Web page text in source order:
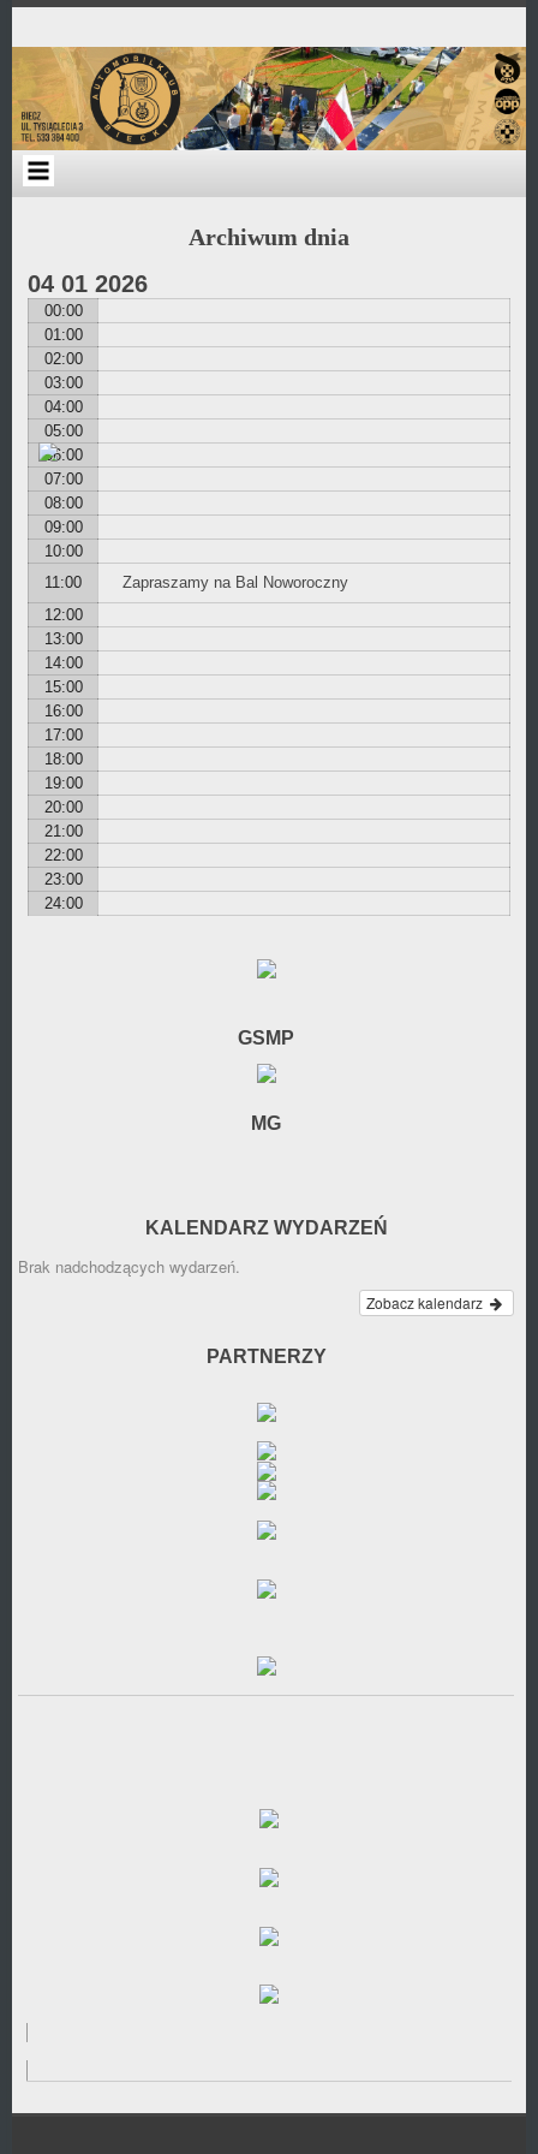
Przejdź
zawartości
Skip
TEXT-
8
Skip
BLOCK-
2
Skip
TEXT-
12
Skip
TEXT-
13
Skip
TEXT-
18
Skip
CUSTOM_HTML-
4
Skip
AI1EC_AGENDA_WIDGET-
2
Skip
TEXT-
11
Skip
TEXT-
9
Archiwum dnia
04 01 2026
00:00
01:00
02:00
03:00
04:00
05:00
06:00
07:00
08:00
09:00
10:00
11:00
Zapraszamy na Bal Noworoczny
12:00
13:00
14:00
15:00
16:00
17:00
18:00
19:00
20:00
21:00
22:00
23:00
24:00
GSMP
MG
KALENDARZ WYDARZEŃ
Brak nadchodzących wydarzeń.
Zobacz kalendarz
PARTNERZY